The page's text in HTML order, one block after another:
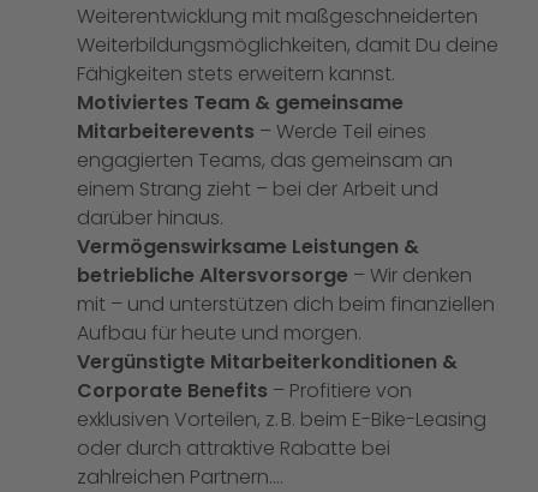
Weiterentwicklung mit maßgeschneiderten
Weiterbildungsmöglichkeiten, damit Du deine
Fähigkeiten stets erweitern kannst.
Motiviertes Team & gemeinsame
Mitarbeiterevents – Werde Teil eines
engagierten Teams, das gemeinsam an
einem Strang zieht – bei der Arbeit und
darüber hinaus.
Vermögenswirksame Leistungen &
betriebliche Altersvorsorge – Wir denken
mit – und unterstützen dich beim finanziellen
Aufbau für heute und morgen.
Vergünstigte Mitarbeiterkonditionen &
Corporate Benefits – Profitiere von
exklusiven Vorteilen, z. B. beim E-Bike-Leasing
oder durch attraktive Rabatte bei
zahlreichen Partnern.…